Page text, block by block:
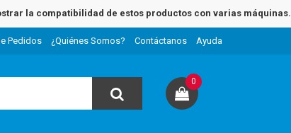
la compatibilidad de estos productos con varias máquinas.
Pedidos ¿Quiénes Somos? Contáctanos Ayuda
0